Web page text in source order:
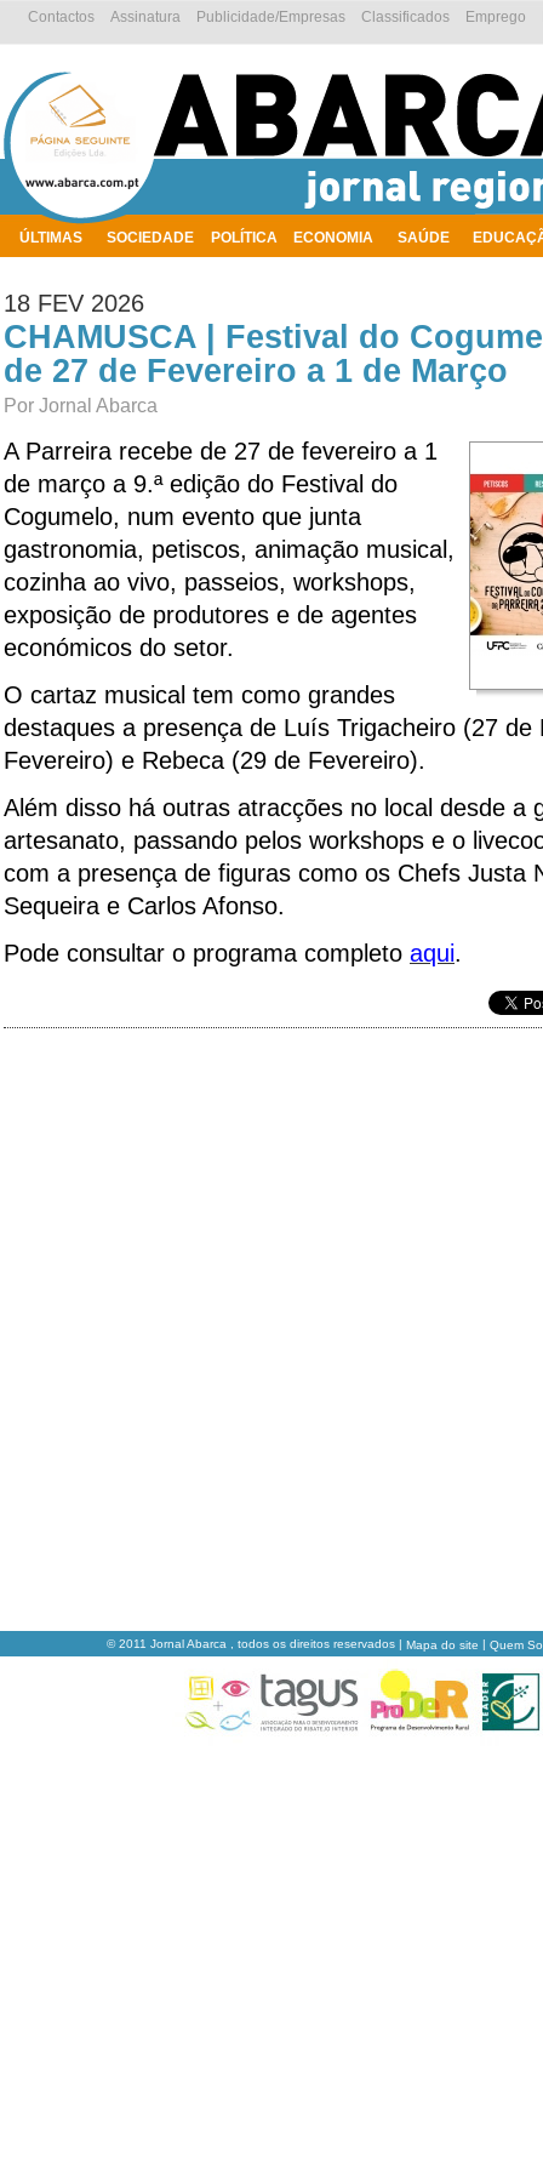
ÚLTIMAS SOCIEDADE POLÍTICA ECONOMIA SAÚDE
Emprego
Classificados
Publicidade/Empresas
Assinatura
Contactos
18 FEV 2026
CHAMUSCA | Festival do
de 27 de Fevereiro a 1 de Março
Por Jornal Abarca
A Parreira recebe de 27 de fevereiro a 1
de março a 9.ª edição do Festival do
Cogumelo, num evento que junta
gastronomia, petiscos, animação musical,
cozinha ao vivo, passeios, workshops,
exposição de produtores e de agentes
económicos do setor.
O cartaz musical tem como grandes
destaques a presença de Luís Trigacheiro (27 de
Fevereiro) e Rebeca (29 de Fevereiro).
Além disso há outras atracções no local desde a
artesanato, passando pelos workshops e o
com a presença de figuras como os Chefs Justa
Sequeira e Carlos Afonso.
Pode consultar o programa completo aqui.
© 2011 Jornal Abarca , todos os direitos reservados | Mapa do site | Quem